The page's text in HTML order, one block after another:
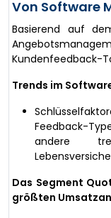
Von Software
Basierend auf
Kundenfeedback-
Trends im
Feedback-
andere
Das Segment
größten